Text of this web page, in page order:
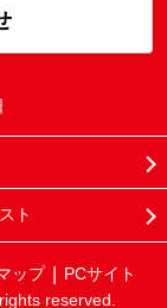
ト
ップ
PCサイト
reserved.